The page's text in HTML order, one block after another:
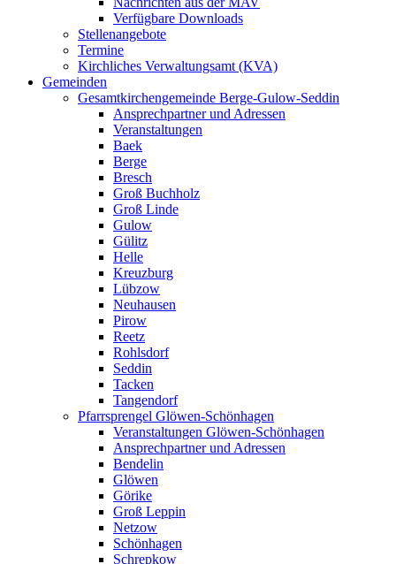
Verfügbare Downloads
Stellenangebote
Termine
Kirchliches Verwaltungsamt (KVA)
Gemeinden
Gesamtkirchengemeinde Berge-Gulow-Seddin
Ansprechpartner und Adressen
Veranstaltungen
Baek
Berge
Bresch
Groß Buchholz
Groß Linde
Gulow
Gülitz
Helle
Kreuzburg
Lübzow
Neuhausen
Pirow
Reetz
Rohlsdorf
Seddin
Tacken
Tangendorf
Pfarrsprengel Glöwen-Schönhagen
Veranstaltungen Glöwen-Schönhagen
Ansprechpartner und Adressen
Bendelin
Glöwen
Görike
Groß Leppin
Netzow
Schönhagen
Schrepkow